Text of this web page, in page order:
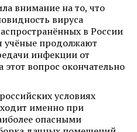
внимание на то, что
вируса
в России
учёные продолжают
инфекции от
этот вопрос окончательно
условиях
именно при
опасными